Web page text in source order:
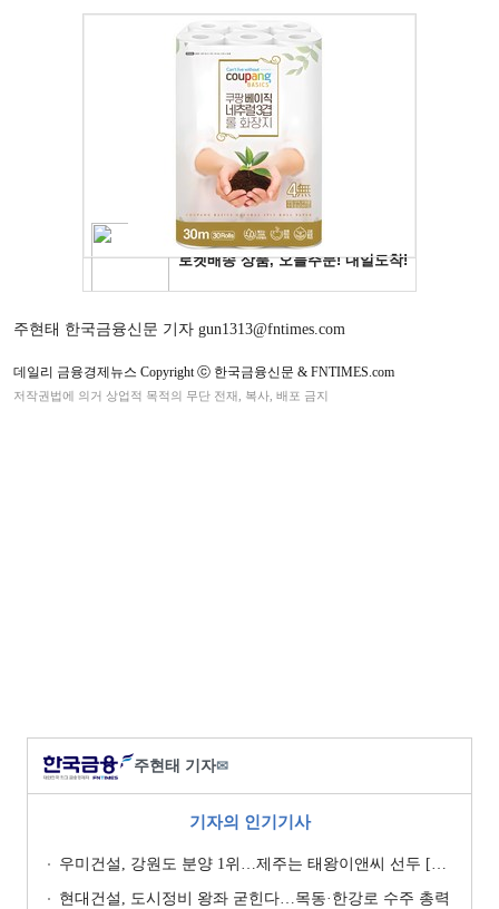
주현태 한국금융신문 기자 gun1313@fntimes.com
데일리 금융경제뉴스 Copyright ⓒ 한국금융신문 & FNTIMES.com
저작권법에 의거 상업적 목적의 무단 전재, 복사, 배포 금지
주현태 기자✉
기자의 인기기사
우미건설, 강원도 분양 1위…제주는 태왕이앤씨 선두 [이 지역 분양왕-강원·제주]
현대건설, 도시정비 왕좌 굳힌다…목동·한강로 수주 총력